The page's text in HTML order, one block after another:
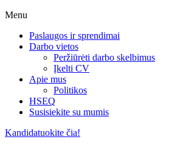
Menu
Paslaugos ir sprendimai
Darbo vietos
Peržiūrėti darbo skelbimus
Įkelti CV
Apie mus
Politikos
HSEQ
Susisiekite su mumis
Kandidatuokite čia!